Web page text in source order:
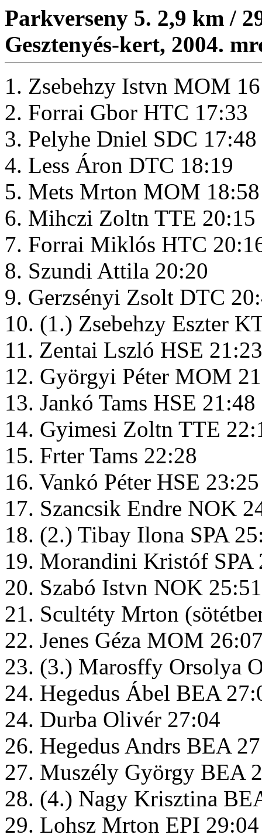
Parkverseny 5. 2,9 km /
Gesztenyés-kert, 2004.
1. Zsebehzy Istvn MOM
2. Forrai Gbor HTC 17:33
3. Pelyhe Dniel SDC 17:48
4. Less Áron DTC 18:19
5. Mets Mrton MOM 18:58
6. Mihczi Zoltn TTE 20:15
7. Forrai Miklós HTC
8. Szundi Attila 20:20
9. Gerzsényi Zsolt DTC
10. (1.) Zsebehzy Eszter
11. Zentai Lszló HSE 21:23
12. Györgyi Péter MOM
13. Jankó Tams HSE 21:48
14. Gyimesi Zoltn TTE
15. Frter Tams 22:28
16. Vankó Péter HSE 23:25
17. Szancsik Endre NOK
18. (2.) Tibay Ilona SPA
19. Morandini Kristóf SPA
20. Szabó Istvn NOK 25:51
21. Scultéty Mrton
22. Jenes Géza MOM
23. (3.) Marosffy Orsolya
24. Hegedus Ábel BEA
24. Durba Olivér 27:04
26. Hegedus Andrs BEA
27. Muszély György BEA
28. (4.) Nagy Krisztina
29. Lohsz Mrton EPI 29:04